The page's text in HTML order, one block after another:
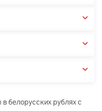
белорусских рублях с